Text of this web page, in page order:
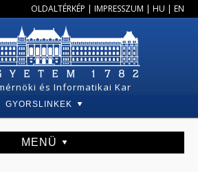
OLDALTÉRKÉP | IMPRESSZUM | HU | EN
és Informatikai Kar
GYORSLINKEK
MENÜ